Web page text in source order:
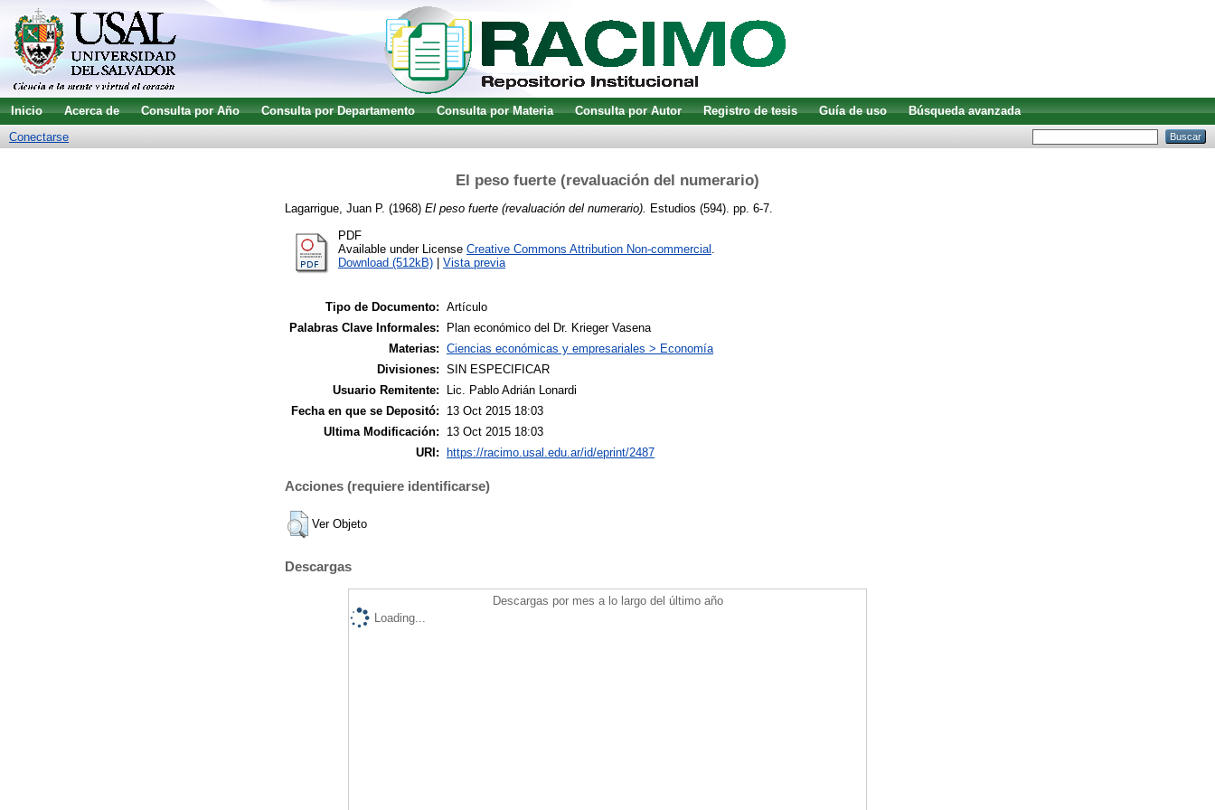
Inicio Acerca de Consulta por Año Consulta por Departamento Consulta por Materia Consulta por Autor Registro de tesis Guía de uso
Búsqueda avanzada
Conectarse
El peso fuerte (revaluación del numerario)
Lagarrigue, Juan P. (1968) El peso fuerte (revaluación del numerario). Estudios (594). pp. 6-7.
PDF
Available under License Creative Commons Attribution Non-commercial .
Download (512kB)
Vista previa
Tipo de Documento: Artículo
Palabras Clave Informales:
Plan económico del Dr. Krieger Vasena
Materias: Ciencias económicas y empresariales > Economía
Divisiones: SIN ESPECIFICAR
Usuario Remitente:
Lic. Pablo Adrián Lonardi
Fecha en que se Depositó:
13 Oct 2015 18:03
Ultima Modificación:
13 Oct 2015 18:03
URI:
https://racimo.usal.edu.ar/id/eprint/2487
Acciones (requiere identificarse)
Ver Objeto
Descargas
Descargas por mes a lo largo del último año
Loading...